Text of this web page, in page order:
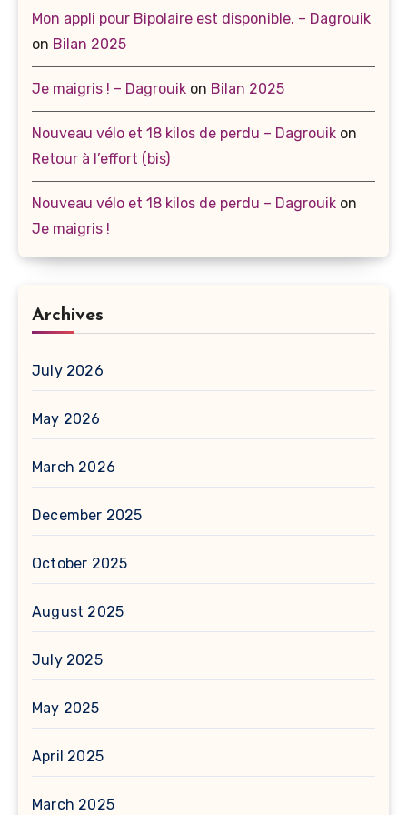
Mon appli pour Bipolaire est disponible. – Dagrouik
on Bilan 2025
Je maigris ! – Dagrouik on Bilan 2025
Nouveau vélo et 18 kilos de perdu – Dagrouik on
Retour à l’effort (bis)
Nouveau vélo et 18 kilos de perdu – Dagrouik on
Je maigris !
Archives
July 2026
May 2026
March 2026
December 2025
October 2025
August 2025
July 2025
May 2025
April 2025
March 2025